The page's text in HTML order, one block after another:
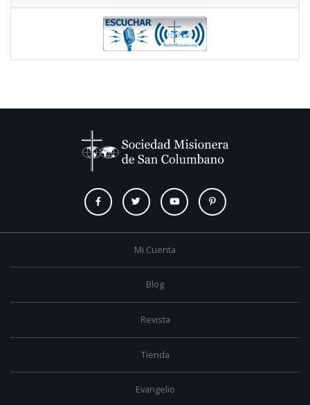
Mi Cuenta
Blog
Revista
Tienda
Evangelio